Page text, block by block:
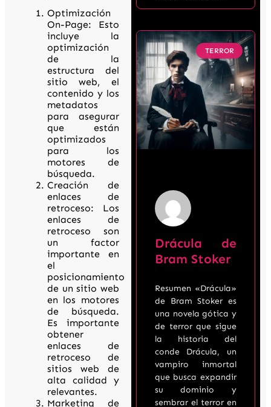
Optimización
On-Page: Esto
incluye la
optimización
de la
estructura del
sitio web, el
contenido y los
metadatos
para asegurar
que están
optimizados
para los
motores de
búsqueda.
Creación de
enlaces de
retroceso: Los
enlaces de
retroceso son
un factor
importante en
el
posicionamiento
de un sitio web
en los motores
de búsqueda.
Es importante
obtener
enlaces de
retroceso de
sitios web de
alta calidad y
relevantes.
Marketing de
TERROR
Drácula de
Bram Stoker
Resumen «Drácula»
de Bram Stoker es
una novela gótica y
de terror que sigue
la historia del
conde Drácula, un
vampiro inmortal
que busca expandir
su dominio y
sembrar el terror en